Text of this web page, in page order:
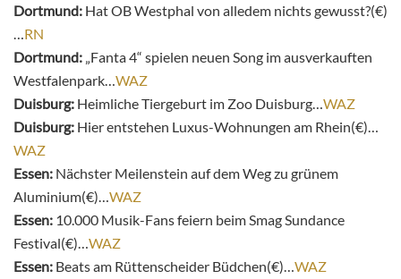
Dortmund: Hat OB Westphal von alledem nichts gewusst?(€)
RN
Dortmund: „Fanta 4“ spielen neuen Song im ausverkauften
Westfalenpark… WAZ
Duisburg: Heimliche Tiergeburt im Zoo Duisburg… WAZ
Duisburg: Hier entstehen Luxus-Wohnungen am Rhein(€)…
WAZ
Essen: Nächster Meilenstein auf dem Weg zu grünem
Aluminium(€)… WAZ
Essen: 10.000 Musik-Fans feiern beim Smag Sundance
Festival(€)… WAZ
Essen: Beats am Rüttenscheider Büdchen(€)… WAZ